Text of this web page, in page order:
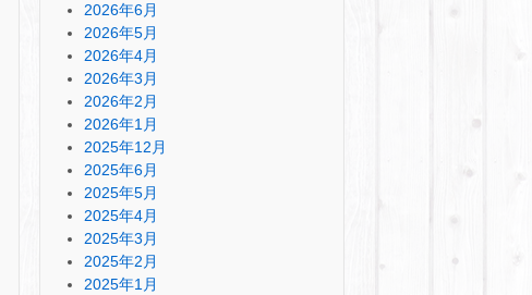
2026年6月
2026年5月
2026年4月
2026年3月
2026年2月
2026年1月
2025年12月
2025年6月
2025年5月
2025年4月
2025年3月
2025年2月
2025年1月